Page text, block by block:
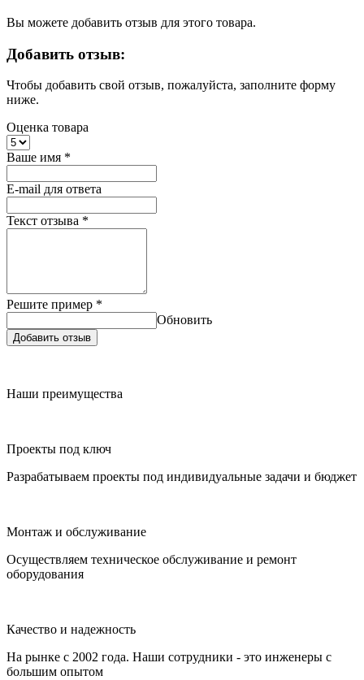
Вы можете добавить отзыв для этого товара.
Добавить отзыв:
Чтобы добавить свой отзыв, пожалуйста, заполните форму
ниже.
Оценка товара
Ваше имя *
E-mail для ответа
Текст отзыва *
Решите пример *
Обновить
Добавить отзыв
Наши преимущества
Проекты под ключ
Разрабатываем проекты под индивидуальные задачи и бюджет
Монтаж и обслуживание
Осуществляем техническое обслуживание и ремонт
оборудования
Качество и надежность
На рынке с 2002 года. Наши сотрудники - это инженеры с
большим опытом